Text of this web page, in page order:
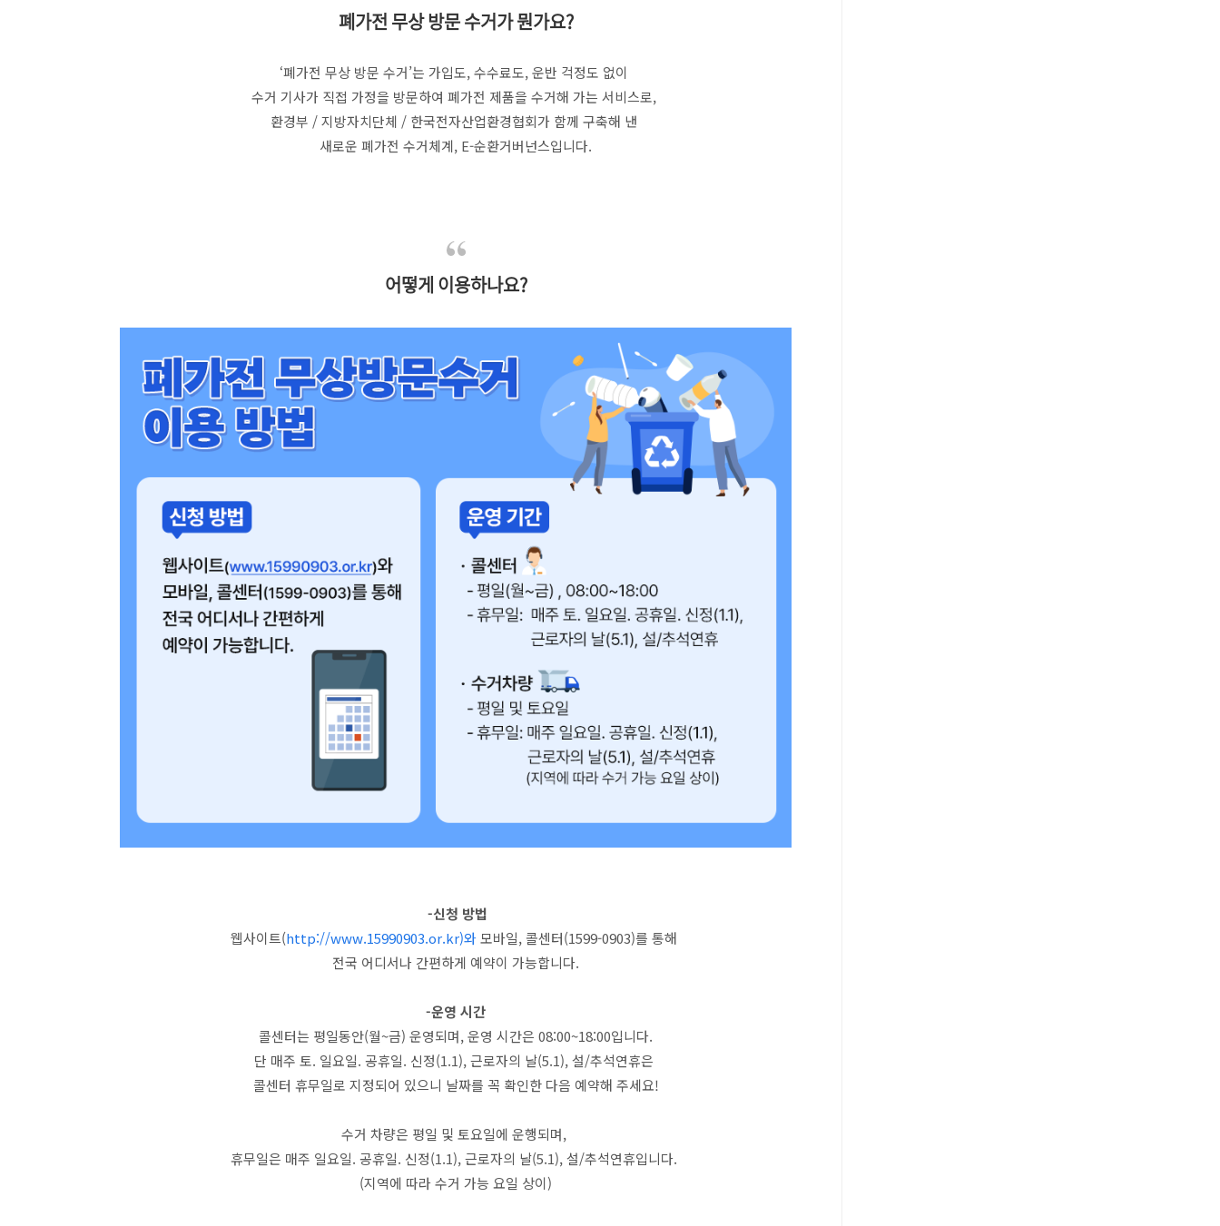
폐가전 무상 방문 수거가 뭔가요?
‘폐가전 무상 방문 수거’는 가입도, 수수료도, 운반 걱정도 없이
수거 기사가 직접 가정을 방문하여 폐가전 제품을 수거해 가는 서비스로,
환경부 / 지방자치단체 / 한국전자산업환경협회가 함께 구축해 낸
새로운 폐가전 수거체계, E-순환거버넌스입니다.
어떻게 이용하나요?
-신청 방법
웹사이트(http://www.15990903.or.kr)와모바일, 콜센터(1599-0903)를 통해
전국 어디서나 간편하게 예약이 가능합니다.
-운영 시간
콜센터는 평일동안(월~금) 운영되며, 운영 시간은 08:00~18:00입니다.
단 매주 토. 일요일. 공휴일. 신정(1.1), 근로자의 날(5.1), 설/추석연휴은
콜센터 휴무일로 지정되어 있으니 날짜를 꼭 확인한 다음 예약해 주세요!
수거 차량은 평일 및 토요일에 운행되며,
휴무일은 매주 일요일. 공휴일. 신정(1.1), 근로자의 날(5.1), 설/추석연휴입니다.
(지역에 따라 수거 가능 요일 상이)